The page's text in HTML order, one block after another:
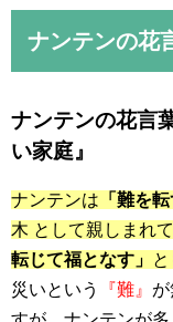
ナンテンの花
ナンテンの花言
い家庭』
ナンテンは 「難を転
木 として親しまれ
転じて福となす」
災いという
『難』 が